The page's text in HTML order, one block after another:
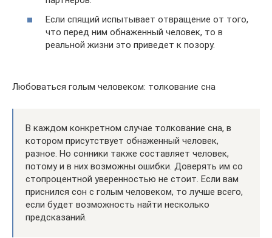
Если спящий испытывает отвращение от того,
что перед ним обнаженный человек, то в
реальной жизни это приведет к позору.
Любоваться голым человеком: толкование сна
В каждом конкретном случае толкование сна, в
котором присутствует обнаженный человек,
разное. Но сонники также составляет человек,
потому и в них возможны ошибки. Доверять им со
стопроцентной уверенностью не стоит. Если вам
приснился сон с голым человеком, то лучше всего,
если будет возможность найти несколько
предсказаний.